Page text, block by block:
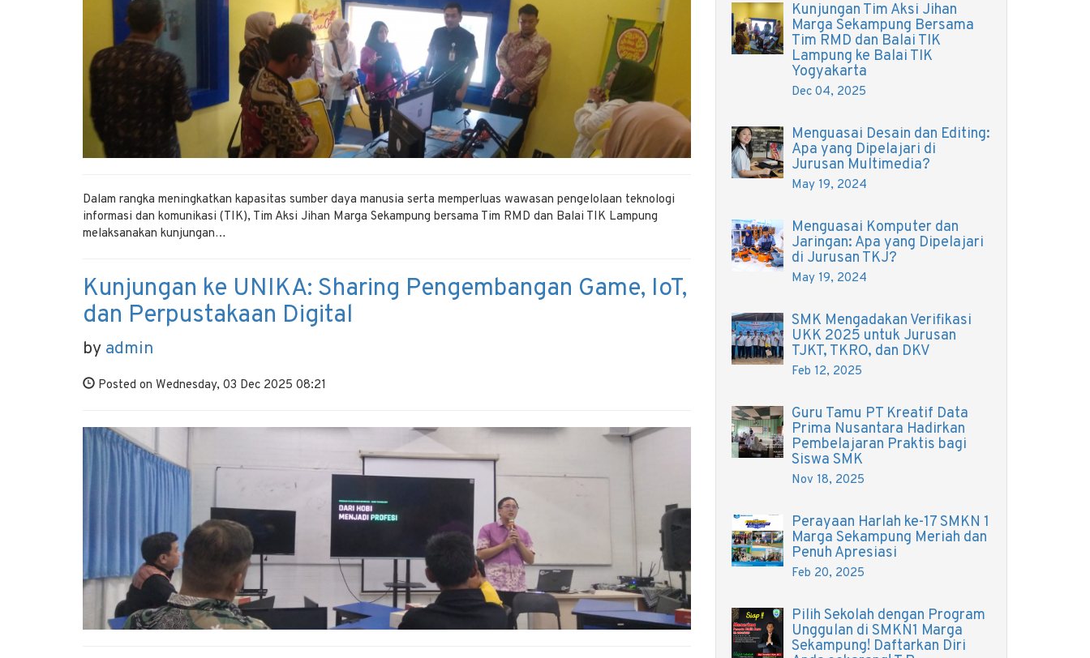
Dalam rangka meningkatkan kapasitas sumber daya manusia serta memperluas wawasan pengelolaan teknologi
informasi dan komunikasi (TIK), Tim Aksi Jihan Marga Sekampung bersama Tim RMD dan Balai TIK Lampung
melaksanakan kunjungan…
Kunjungan ke UNIKA: Sharing Pengembangan Game, IoT,
dan Perpustakaan Digital
by admin
Posted on Wednesday, 03 Dec 2025 08:21
Kunjungan Tim Aksi Jihan
Marga Sekampung Bersama
Tim RMD dan Balai TIK
Lampung ke Balai TIK
Yogyakarta
Dec 04, 2025
Menguasai Desain dan Editing:
Apa yang Dipelajari di
Jurusan Multimedia?
May 19, 2024
Menguasai Komputer dan
Jaringan: Apa yang Dipelajari
di Jurusan TKJ?
May 19, 2024
SMK Mengadakan Verifikasi
UKK 2025 untuk Jurusan
TJKT, TKRO, dan DKV
Feb 12, 2025
Guru Tamu PT Kreatif Data
Prima Nusantara Hadirkan
Pembelajaran Praktis bagi
Siswa SMK
Nov 18, 2025
Perayaan Harlah ke-17 SMKN 1
Marga Sekampung Meriah dan
Penuh Apresiasi
Feb 20, 2025
Pilih Sekolah dengan Program
Unggulan di SMKN1 Marga
Sekampung! Daftarkan Diri